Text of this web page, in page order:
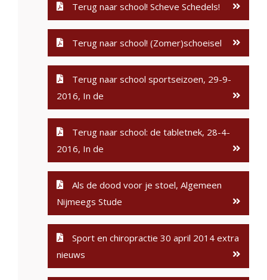
Terug naar school! Scheve Schedels!
Terug naar school! (Zomer)schoeisel
Terug naar school sportseizoen, 29-9-
2016, In de
Terug naar school: de tabletnek, 28-4-
2016, In de
Als de dood voor je stoel, Algemeen
Nijmeegs Stude
Sport en chiropractie 30 april 2014 extra
nieuws